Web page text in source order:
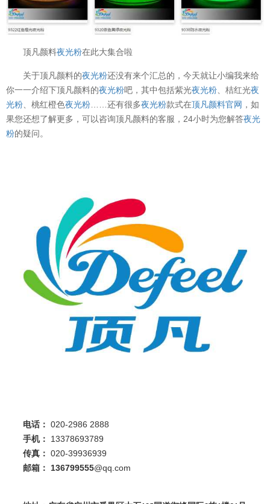
顶凡颜料夜光粉在此大集合啦
关于顶凡颜料的夜光粉还没有来个汇总的，今天就让小编我来给
你一一介绍下顶凡颜料的夜光粉吧，其中包括紫光夜光粉、桔红光夜
光粉、桃红橙色夜光粉……还有很多夜光粉款式在顶凡颜料官网 ，如
果您还想了解更多，可以咨询顶凡颜料的客服，24小时为您解答夜光
粉的疑问。
电话： 020-2986 2888
手机：
13378693789
传真： 020-39936939
邮箱： 136799555@qq.com